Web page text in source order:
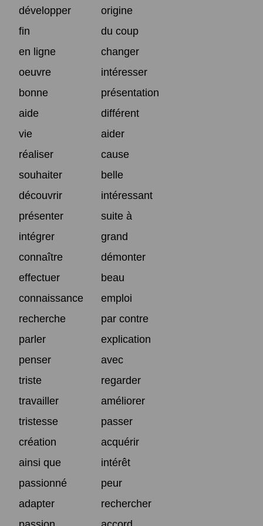
développer
origine
fin
du coup
en ligne
changer
oeuvre
intéresser
bonne
présentation
aide
différent
vie
aider
réaliser
cause
souhaiter
belle
découvrir
intéressant
présenter
suite à
intégrer
grand
connaître
démonter
effectuer
beau
connaissance
emploi
recherche
par contre
parler
explication
penser
avec
triste
regarder
travailler
améliorer
tristesse
passer
création
acquérir
ainsi que
intérêt
passionné
peur
adapter
rechercher